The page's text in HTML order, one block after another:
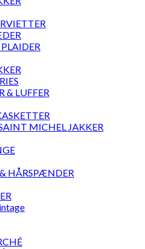
& LUFFER
MICHEL JAKKER
HÅRSPÆNDER